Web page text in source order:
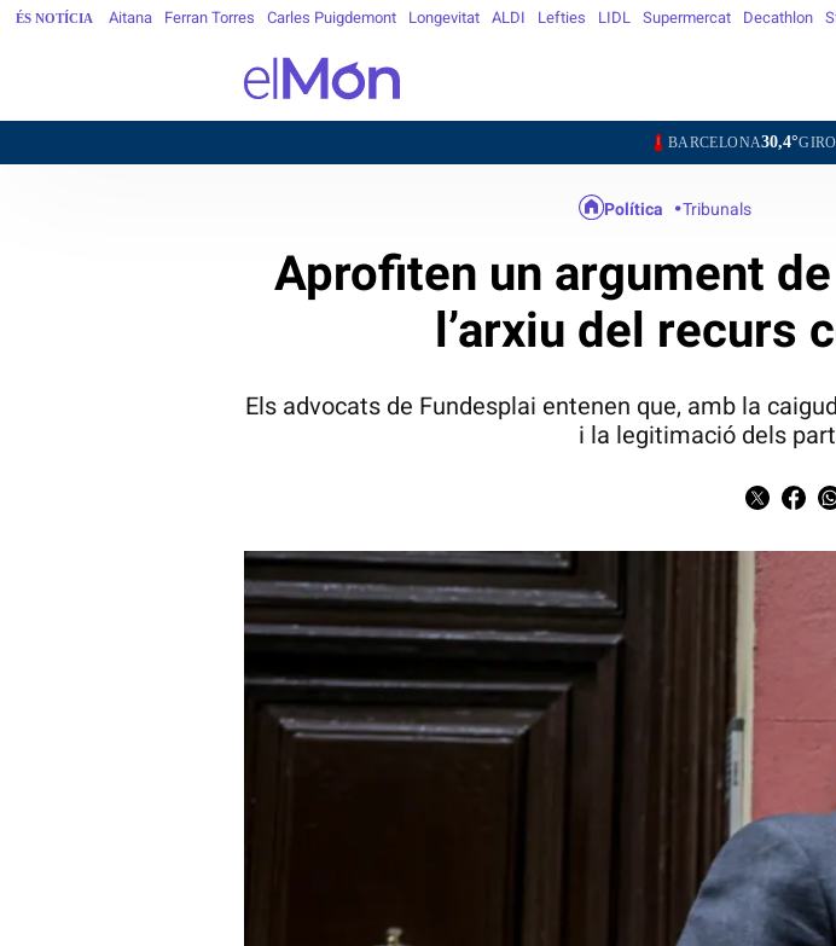
ÉS NOTÍCIA Aitana Ferran Torres Carles Puigdemont Longevitat ALDI Lefties LIDL Supermercat Decathlon
30,4°GIRONA30,0°LLEIDA
Política Tribunals
Aprofiten un argument
l’arxiu del recurs
Els advocats de Fundesplai entenen que, amb la
i la legitimació dels